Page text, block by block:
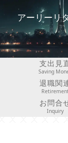
アーリーリ
支出見
Saving
退職関
お問合
Inquiry